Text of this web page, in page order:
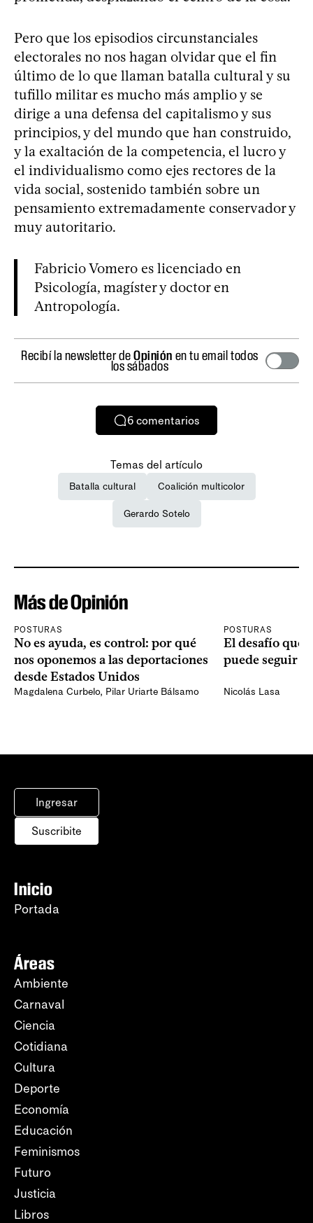
Pero que los episodios circunstanciales
electorales no nos hagan olvidar que el fin
último de lo que llaman batalla cultural y su
tufillo militar es mucho más amplio y se
dirige a una defensa del capitalismo y sus
principios, y del mundo que han construido,
y la exaltación de la competencia, el lucro y
el individualismo como ejes rectores de la
vida social, sostenido también sobre un
pensamiento extremadamente conservador y
muy autoritario.
Fabricio Vomero es licenciado en
Psicología, magíster y doctor en
Antropología.
Recibí la newsletter deOpinión en tu email todos
los sábados
6 comentarios
Temas del artículo
Batalla cultural Coalición multicolor
Gerardo Sotelo
Más de Opinión
POSTURAS
No es ayuda, es control: por qué
nos oponemos a las deportaciones
desde Estados Unidos
Magdalena Curbelo, Pilar Uriarte Bálsamo
POSTURAS
El desafío que
puede seguir
Nicolás Lasa
Ingresar
Suscribite
Inicio
Portada
Áreas
Ambiente
Carnaval
Ciencia
Cotidiana
Cultura
Deporte
Economía
Educación
Feminismos
Futuro
Justicia
Libros